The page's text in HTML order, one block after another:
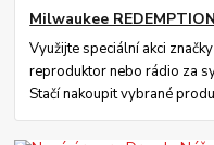
Milwaukee
Využijte speciální akci
reproduktor nebo rádio za
Stačí nakoupit vybrané